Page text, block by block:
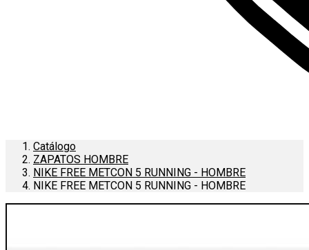
Catálogo
ZAPATOS HOMBRE
NIKE FREE METCON 5 RUNNING - HOMBRE
NIKE FREE METCON 5 RUNNING - HOMBRE